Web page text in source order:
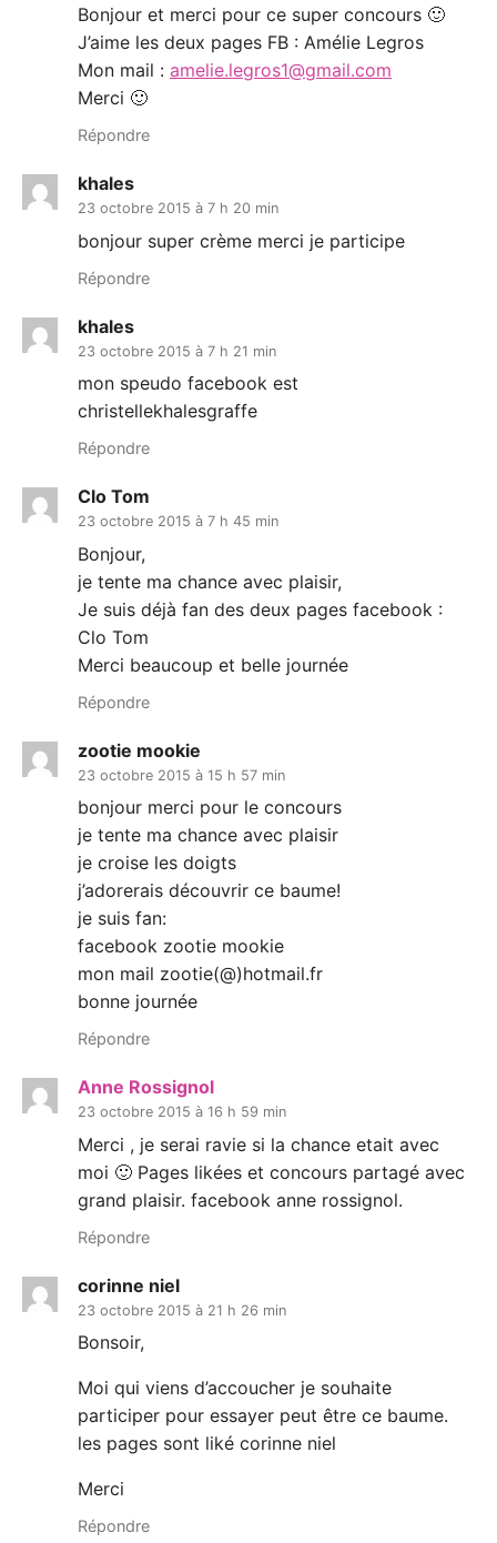
Bonjour et merci pour ce super concours 🙂
J’aime les deux pages FB : Amélie Legros
Mon mail : amelie.legros1@gmail.com
Merci 🙂
Répondre
khales
23 octobre 2015 à 7 h 20 min
bonjour super crème merci je participe
Répondre
khales
23 octobre 2015 à 7 h 21 min
mon speudo facebook est
christellekhalesgraffe
Répondre
Clo Tom
23 octobre 2015 à 7 h 45 min
Bonjour,
je tente ma chance avec plaisir,
Je suis déjà fan des deux pages facebook :
Clo Tom
Merci beaucoup et belle journée
Répondre
zootie mookie
23 octobre 2015 à 15 h 57 min
bonjour merci pour le concours
je tente ma chance avec plaisir
je croise les doigts
j’adorerais découvrir ce baume!
je suis fan:
facebook zootie mookie
mon mail zootie(@)hotmail.fr
bonne journée
Répondre
Anne Rossignol
23 octobre 2015 à 16 h 59 min
Merci , je serai ravie si la chance etait avec
moi 🙂 Pages likées et concours partagé avec
grand plaisir. facebook anne rossignol.
Répondre
corinne niel
23 octobre 2015 à 21 h 26 min
Bonsoir,
Moi qui viens d’accoucher je souhaite
participer pour essayer peut être ce baume.
les pages sont liké corinne niel
Merci
Répondre